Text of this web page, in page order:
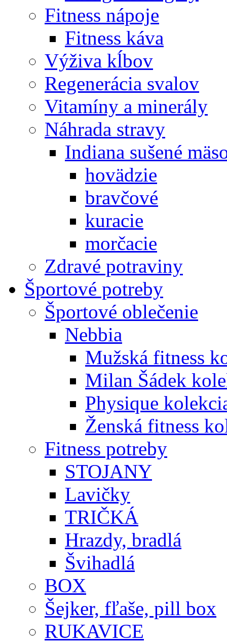
Fitness nápoje
Fitness káva
Výživa kĺbov
Regenerácia svalov
Vitamíny a minerály
Náhrada stravy
Indiana sušené
hovädzie
bravčové
kuracie
morčacie
Zdravé potraviny
Športové potreby
Športové oblečenie
Nebbia
Mužská fitness
Milan Šádek
Physique
Ženská fitness
Fitness potreby
STOJANY
Lavičky
TRIČKÁ
Hrazdy, bradlá
Švihadlá
BOX
Šejker, fľaše, pill box
RUKAVICE